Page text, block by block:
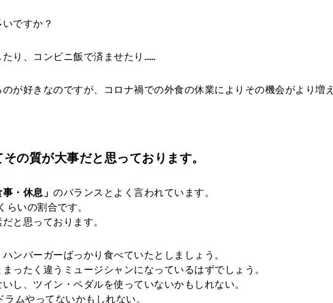
ですか？
り、コンビニ飯で済ませたり……
が好きなのですが、コロナ禍での外食の休業によりその機会がより増え
の質が大事だと思っております。
・休息」 のバランスとよく言われています。
いの割合です。
と思っております。
ンバーガーばっかり食べていたとしましょう。
ったく違うミュージシャンになっているはずでしょう。
し、ツイン・ペダルを使っていないかもしれない。
ムやってないかもしれない。